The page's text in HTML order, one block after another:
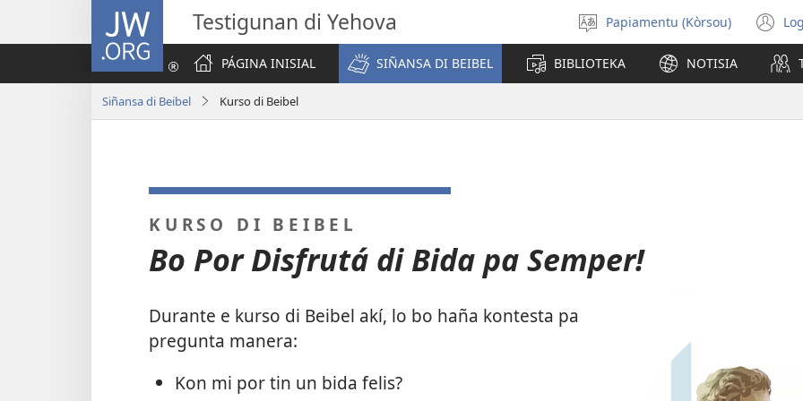
JW.ORG Testigunan di Yehova
Skohe
Idioma
Papiamentu (Kòrsou)
PÁGINA INISIAL
SIÑANSA DI BEIBEL BIBLIOTEKA NOTISIA
Siñansa di Beibel Kurso di Beibel
KURSO DI BEIBEL
Bo Por Disfrutá di Bida pa Semper!
Durante e kurso di Beibel akí, lo bo haña kontesta pa
pregunta manera:
Kon mi por tin un bida felis?